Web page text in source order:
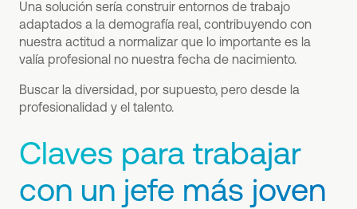
Una solución sería construir entornos de trabajo
adaptados a la demografía real, contribuyendo con
nuestra actitud a normalizar que lo importante es la
valía profesional no nuestra fecha de nacimiento.
Buscar la diversidad, por supuesto, pero desde la
profesionalidad y el talento.
Claves para trabajar
con un jefe más joven